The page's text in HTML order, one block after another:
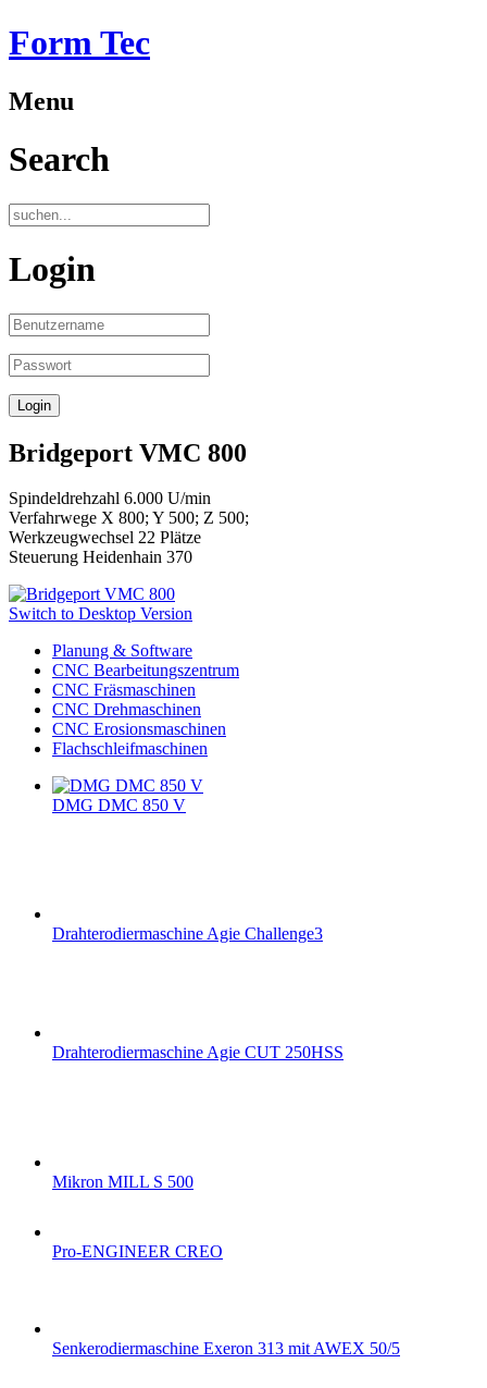
Form Tec
Menu
Search
Login
Bridgeport VMC 800
Spindeldrehzahl 6.000 U/min
Verfahrwege X 800; Y 500; Z 500;
Werkzeugwechsel 22 Plätze
Steuerung Heidenhain 370
Switch to Desktop Version
Planung & Software
CNC Bearbeitungszentrum
CNC Fräsmaschinen
CNC Drehmaschinen
CNC Erosionsmaschinen
Flachschleifmaschinen
DMG DMC 850 V
Drahterodiermaschine Agie Challenge3
Drahterodiermaschine Agie CUT 250HSS
Mikron MILL S 500
Pro-ENGINEER CREO
Senkerodiermaschine Exeron 313 mit AWEX 50/5